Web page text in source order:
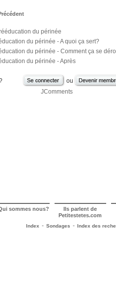
du périnée
du périnée - A quoi ça sert?
du périnée - Comment ça se
du périnée - Après
ou
JComments
sommes nous? Ils parlent de
Petitestetes.com
Index - Sondages - Index des